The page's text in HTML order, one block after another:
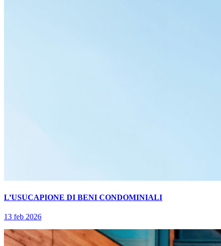
L’USUCAPIONE DI BENI CONDOMINIALI
13 feb 2026